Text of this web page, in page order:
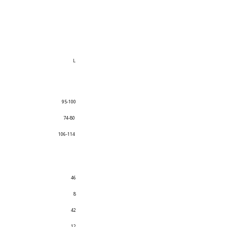
L
95-100
74-80
106-114
46
8
42